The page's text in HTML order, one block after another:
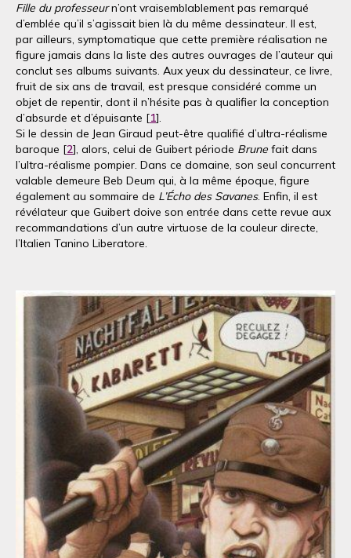
Fille du professeurn’ont vraisemblablement pas remarqué
d’emblée qu’il s’agissait bien là du même dessinateur. Il est,
par ailleurs, symptomatique que cette première réalisation ne
figure jamais dans la liste des autres ouvrages de l’auteur qui
conclut ses albums suivants. Aux yeux du dessinateur, ce livre,
fruit de six ans de travail, est presque considéré comme un
objet de repentir, dont il n’hésite pas à qualifier la conception
d’absurde et d’épuisante [1].
Si le dessin de Jean Giraud peut-être qualifié d’ultra-réalisme
baroque [2], alors, celui de Guibert période Brune fait dans
l’ultra-réalisme pompier. Dans ce domaine, son seul concurrent
valable demeure Beb Deum qui, à la même époque, figure
également au sommaire de L’Écho des Savanes. Enfin, il est
révélateur que Guibert doive son entrée dans cette revue aux
recommandations d’un autre virtuose de la couleur directe,
l’Italien Tanino Liberatore.